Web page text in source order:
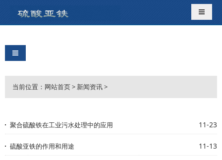
导航切
导航切换
当前位置： 网站首页> 新闻资讯>
11-23
聚合硫酸铁在工业污水处理中的应用
11-13
硫酸亚铁的作用和用途